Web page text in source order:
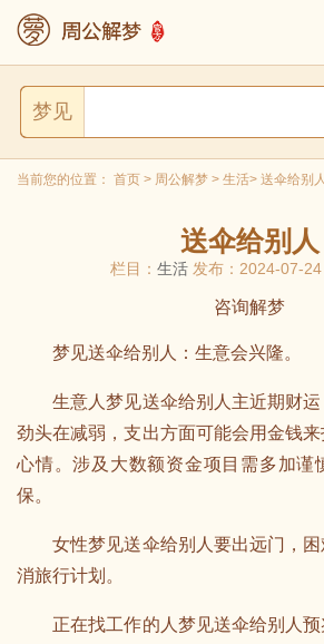
梦见
当前您的位置： 首页 > 周公解梦 > 生活> 送伞给别人
送伞给别人
栏目： 生活 发布：2024-07-
咨询解梦
梦见送伞给别人：生意会兴隆。
生意人梦见送伞给别人主近期财运
劲头在减弱，支出方面可能会用金钱
心情。涉及大数额资金项目需多加谨
保。
女性梦见送伞给别人要出远门，困
消旅行计划。
正在找工作的人梦见送伞给别人预